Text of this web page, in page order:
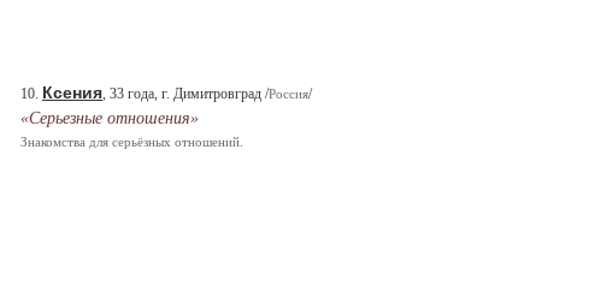
10. Ксения, 33 года, г. Димитровград /Россия/
«Серьезные отношения»
Знакомства для серьёзных отношений.